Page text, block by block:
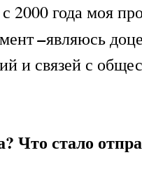
2000 года моя
–являюсь
и связей с
Что стало